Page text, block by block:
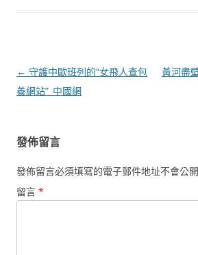
文
章
← 守護中歐班列的“女飛人查包
養網站”_中國網
黃河盡
發佈留言
發佈留言必須填寫的電子郵件地址不會公開
留言 *